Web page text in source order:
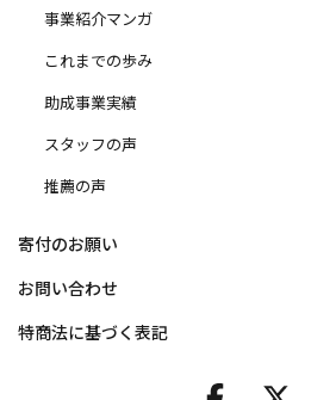
事業紹介マンガ
これまでの歩み
助成事業実績
スタッフの声
推薦の声
寄付のお願い
お問い合わせ
特商法に基づく表記